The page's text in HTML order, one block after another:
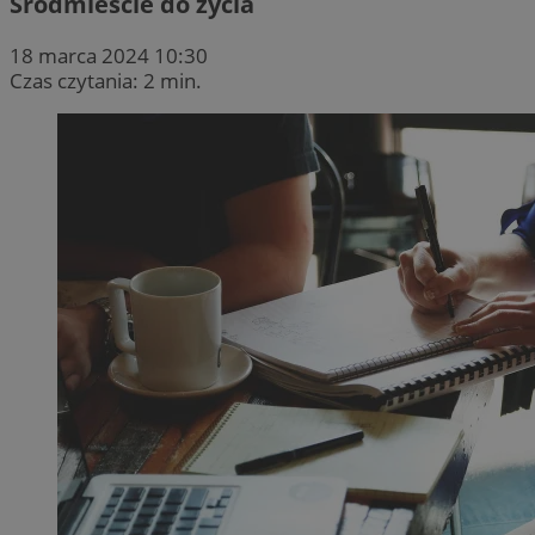
18 marca 2024 10:30
Czas czytania: 2 min.